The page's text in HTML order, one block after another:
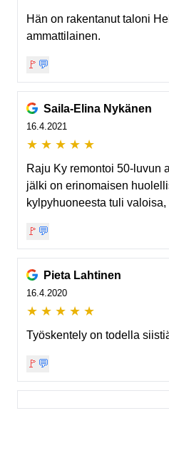
Hän on rakentanut taloni
ammattilainen.
🚩 💬
Saila-Elina Nykänen
16.4.2021
★ ★ ★ ★ ★
Raju Ky remontoi 50-luvun
jälki on erinomaisen
kylpyhuoneesta tuli
🚩 💬
Pieta Lahtinen
16.4.2020
★ ★ ★ ★ ★
Työskentely on todella
🚩 💬